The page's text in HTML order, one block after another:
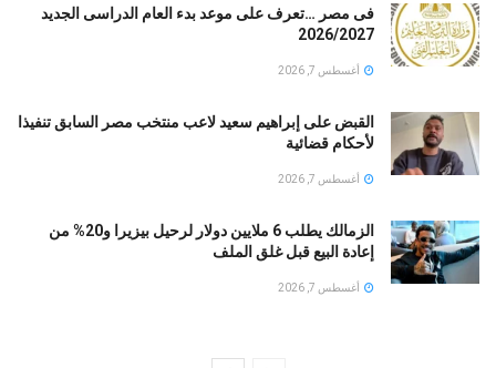
فى مصر …تعرف على موعد بدء العام الدراسى الجديد
2026/2027
أغسطس 7, 2026
القبض على إبراهيم سعيد لاعب منتخب مصر السابق تنفيذا
لأحكام قضائية
أغسطس 7, 2026
الزمالك يطلب 6 ملايين دولار لرحيل بيزيرا و20% من
إعادة البيع قبل غلق الملف
أغسطس 7, 2026